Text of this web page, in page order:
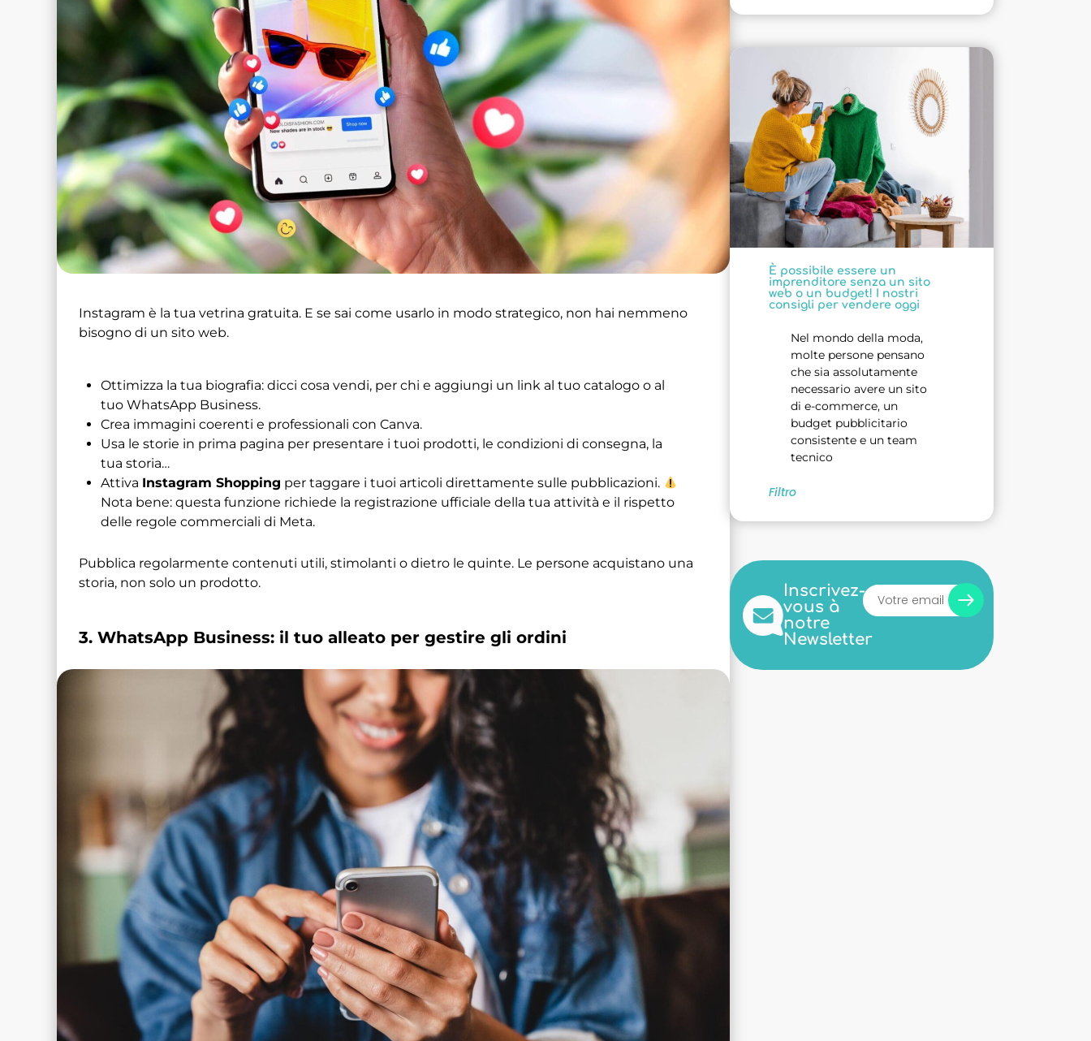
Instagram è la tua vetrina gratuita. E se sai come usarlo in modo strategico, non hai nemmeno
bisogno di un sito web.
Ottimizza la tua biografia: dicci cosa vendi, per chi e aggiungi un link al tuo catalogo o al
tuo WhatsApp Business.
Crea immagini coerenti e professionali con Canva.
Usa le storie in prima pagina per presentare i tuoi prodotti, le condizioni di consegna, la
tua storia…
Attiva Instagram Shopping per taggare i tuoi articoli direttamente sulle pubblicazioni.
Nota bene: questa funzione richiede la registrazione ufficiale della tua attività e il rispetto
delle regole commerciali di Meta.
Pubblica regolarmente contenuti utili, stimolanti o dietro le quinte. Le persone acquistano una
storia, non solo un prodotto.
3. WhatsApp Business: il tuo alleato per gestire gli ordini
È possibile essere un
imprenditore senza un sito
web o un budget! I nostri
consigli per vendere oggi
Nel mondo della moda,
molte persone pensano
che sia assolutamente
necessario avere un sito
di e-commerce, un
budget pubblicitario
consistente e un team
tecnico
Filtro
Inscrivez-
vous à
notre
Newsletter